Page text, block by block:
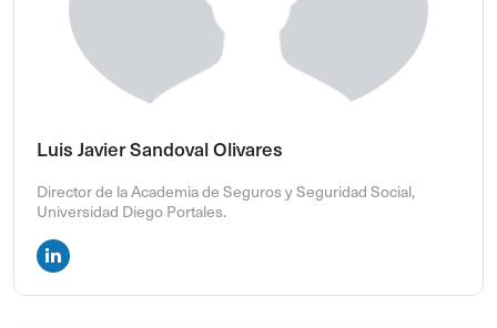
Luis Javier Sandoval Olivares
Director de la Academia de Seguros y Seguridad Social,
Universidad Diego Portales.